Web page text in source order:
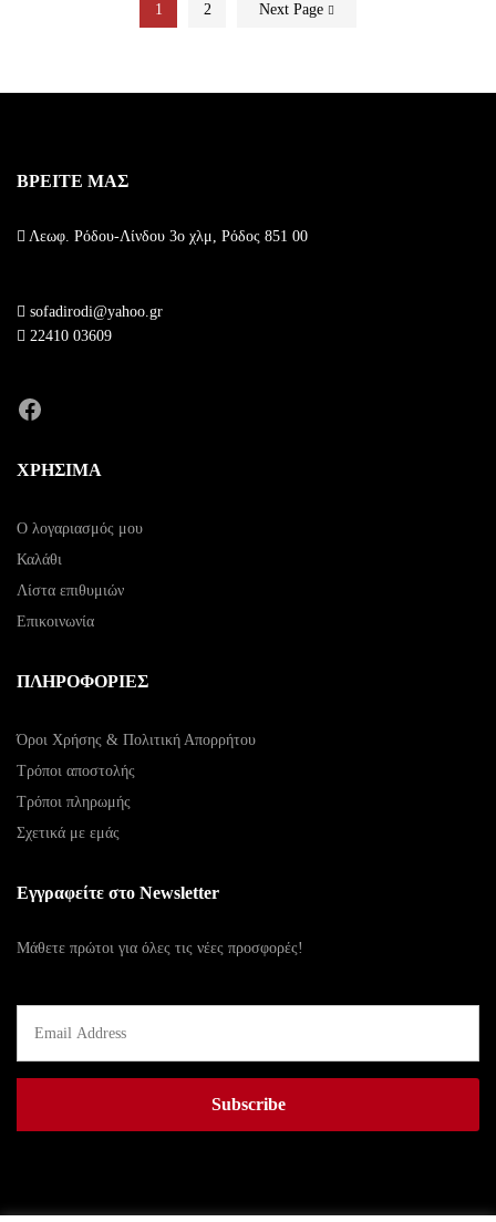
1 2 Next Page
ΒΡΕΙΤΕ ΜΑΣ
Λεωφ. Ρόδου-Λίνδου 3ο χλμ, Ρόδος 851 00
sofadirodi@yahoo.gr
22410 03609
Facebook
ΧΡΗΣΙΜΑ
Ο λογαριασμός μου
Καλάθι
Λίστα επιθυμιών
Επικοινωνία
ΠΛΗΡΟΦΟΡΙΕΣ
Όροι Χρήσης & Πολιτική Απορρήτου
Τρόποι αποστολής
Τρόποι πληρωμής
Σχετικά με εμάς
Εγγραφείτε στο Newsletter
Μάθετε πρώτοι για όλες τις νέες προσφορές!